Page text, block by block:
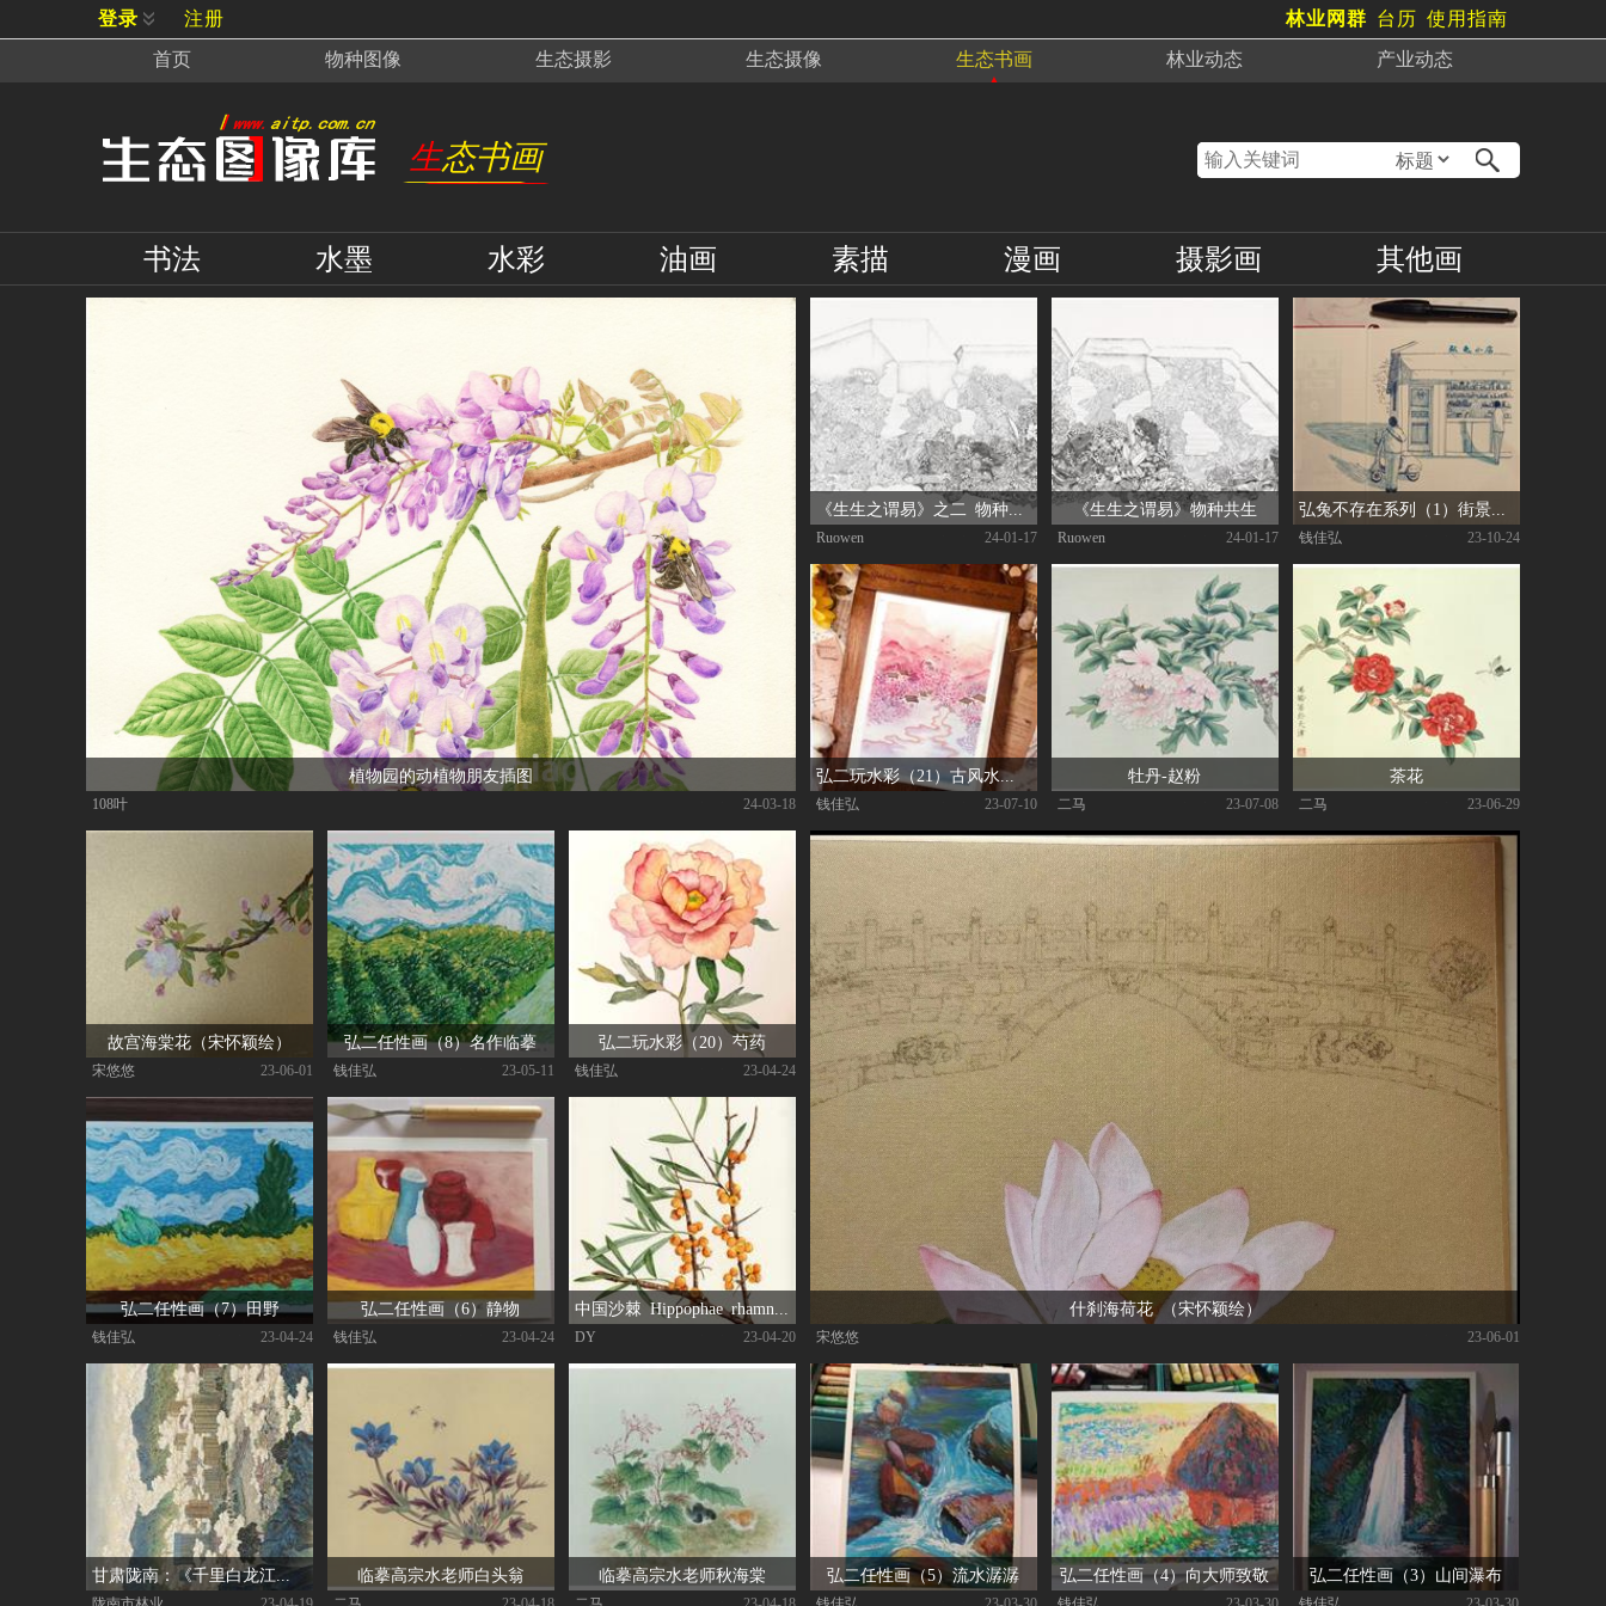
登录 注册 林业网群 台历 使用指南
首页
物种图像 生态摄影 生态摄像 生态书画 林业动态 产业动态
生态书画
书法 水墨 水彩 油画 素描 漫画 摄影画 其他画
植物园的动植物朋友插图
108叶 | 24-03-18
《生生之谓易》之二 物种共生
Ruowen | 24-01-17
《生生之谓易》物种共生
Ruowen | 24-01-17
弘兔不存在系列（1）街景速写
钱佳弘 | 23-10-24
弘二玩水彩（21）古风水彩风景
钱佳弘 | 23-07-10
牡丹-赵粉
二马 | 23-07-08
茶花
二马 | 23-06-29
什刹海荷花 （宋怀颖绘）
宋悠悠 | 23-06-01
故宫海棠花（宋怀颖绘）
宋悠悠 | 23-06-01
弘二任性画（8）名作临摹
钱佳弘 | 23-05-11
弘二玩水彩（20）芍药
钱佳弘 | 23-04-24
弘二任性画（7）田野
钱佳弘 | 23-04-24
弘二任性画（6）静物
钱佳弘 | 23-04-24 DY | 23-04-20
| 23-04-19
临摹高宗水老师白头翁
二马 | 23-04-18
临摹高宗水老师秋海棠
二马 | 23-04-18
弘二任性画（5）流水潺潺
钱佳弘 | 23-03-30
弘二任性画（4）向大师致敬
钱佳弘 | 23-03-30
弘二任性画（3）山间瀑布
钱佳弘 | 23-03-30